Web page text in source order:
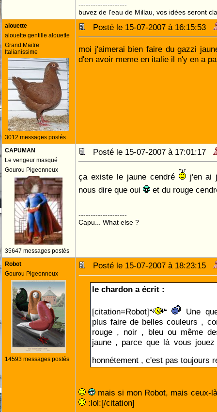
--------------------
buvez de l'eau de Millau, vos idées seront
alouette
alouette gentille alouette
Grand Maitre
Italianissime
3012 messages postés
Posté le 15-07-2007 à 16:15:53
moi j'aimerai bien faire du gazzi
d'en avoir meme en italie il n'y en a
CAPUMAN
Le vengeur masqué
Gourou Pigeonneux
35647 messages postés
Posté le 15-07-2007 à 17:01:17
ça existe le jaune cendré
j'en ai
nous dire que oui
et du rouge
--------------------
Capu... What else ?
Robot
Gourou Pigeonneux
14593 messages postés
Posté le 15-07-2007 à 18:23:15
le chardon a écrit :
[citation=Robot]
Une
plus faire de belles couleurs ,
rouge , noir , bleu ou même
jaune , parce que là vous
honnétement , c'est pas toujours
mais si mon Robot, mais ceux-
:lol:[/citation]